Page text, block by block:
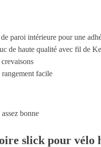
paroi intérieure pour une
de haute qualité avec fil de
facile
bonne
slick pour